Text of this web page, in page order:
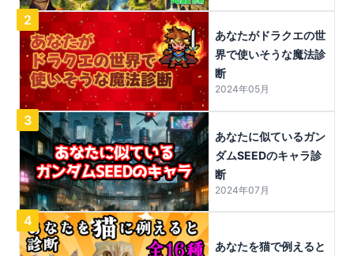
2
あなたがドラクエの世
界で使いそうな魔法診
断
2024年05月
3
あなたに似ているガン
ダムSEEDのキャラ診
断
2024年07月
4
あなたを猫で例えると